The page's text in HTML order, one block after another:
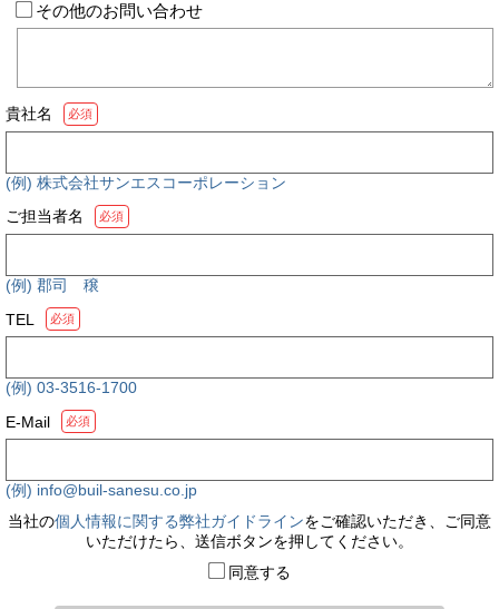
その他のお問い合わせ
貴社名 必須
(例) 株式会社サンエスコーポレーション
ご担当者名
必須
(例) 郡司 穣
TEL
必須
(例) 03-3516-1700
E-Mail
必須
(例) info@buil-sanesu.co.jp
当社の個人情報に関する弊社ガイドラインをご確認いただき、ご同意
いただけたら、送信ボタンを押してください。
同意する